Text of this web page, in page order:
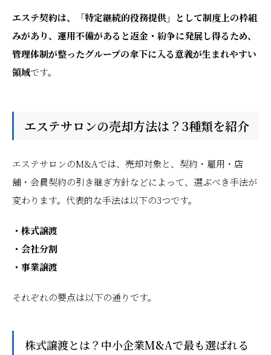
エステ契約は、「特定継続的役務提供」として制度上の枠組
みがあり、運用不備があると返金・紛争に発展し得るため、
管理体制が整ったグループの傘下に入る意義が生まれやすい
領域です。
エステサロンの売却方法は？3種類を紹介
エステサロンのM&Aでは、売却対象と、契約・雇用・店
舗・会員契約の引き継ぎ方針などによって、選ぶべき手法が
変わります。代表的な手法は以下の3つです。
・株式譲渡
・会社分割
・事業譲渡
それぞれの要点は以下の通りです。
株式譲渡とは？中小企業M&Aで最も選ばれる